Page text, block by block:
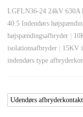
LGFLN36-24 24kV 630A
40.5 Indendørs
højspændingsafbryder
isolationsafbryder
15KV
indendørs type
Udendørs afbryderkontakt